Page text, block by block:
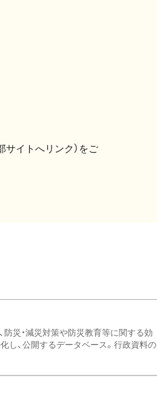
サイトへリンク）をご
災・減災対策や防災教育等に関する効
し、公開するデータベース。行政資料の